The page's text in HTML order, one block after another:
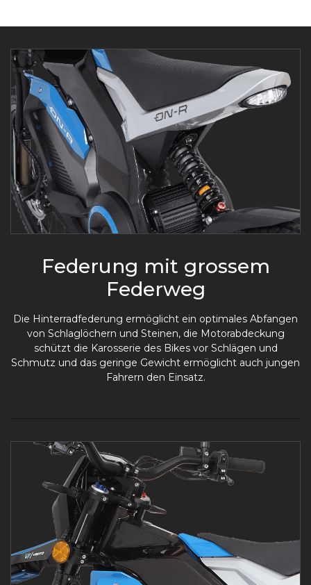
Federung mit grossem
Federweg
Die Hinterradfederung ermöglicht ein optimales Abfangen
von Schlaglöchern und Steinen, die Motorabdeckung
schützt die Karosserie des Bikes vor Schlägen und
Schmutz und das geringe Gewicht ermöglicht auch jungen
Fahrern den Einsatz.